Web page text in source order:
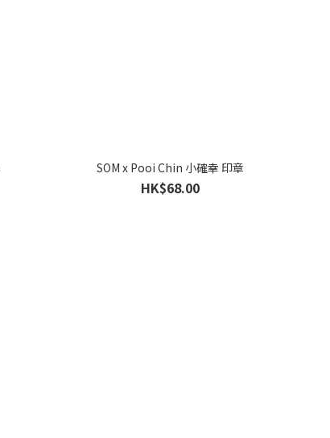
SOM x Pooi Chin 小確幸 印章
HK$68.00